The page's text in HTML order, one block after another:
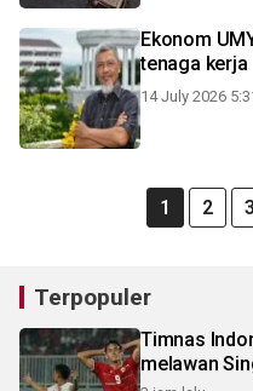
Ekonom
tenaga kerja
14 July 2026
1 2 3
Terpopuler
Timnas
melawan